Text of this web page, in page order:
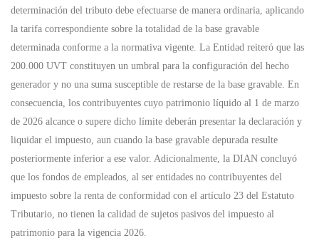
determinación del tributo debe efectuarse de manera ordinaria, aplicando
la tarifa correspondiente sobre la totalidad de la base gravable
determinada conforme a la normativa vigente. La Entidad reiteró que las
200.000 UVT constituyen un umbral para la configuración del hecho
generador y no una suma susceptible de restarse de la base gravable. En
consecuencia, los contribuyentes cuyo patrimonio líquido al 1 de marzo
de 2026 alcance o supere dicho límite deberán presentar la declaración y
liquidar el impuesto, aun cuando la base gravable depurada resulte
posteriormente inferior a ese valor. Adicionalmente, la DIAN concluyó
que los fondos de empleados, al ser entidades no contribuyentes del
impuesto sobre la renta de conformidad con el artículo 23 del Estatuto
Tributario, no tienen la calidad de sujetos pasivos del impuesto al
patrimonio para la vigencia 2026.